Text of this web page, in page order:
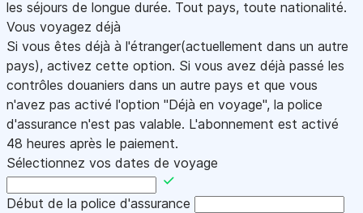
les séjours de longue durée. Tout pays, toute nationalité.
Vous voyagez déjà
Si vous êtes déjà à l'étranger(actuellement dans un autre
pays), activez cette option. Si vous avez déjà passé les
contrôles douaniers dans un autre pays et que vous
n'avez pas activé l'option "Déjà en voyage", la police
d'assurance n'est pas valable. L'abonnement est activé
48 heures après le paiement.
Sélectionnez vos dates de voyage
Début de la police d'assurance